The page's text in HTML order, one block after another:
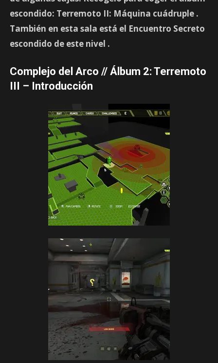
escondido: Terremoto II: Máquina cuádruple .
También en esta sala está el Encuentro Secreto
escondido de este nivel .
Complejo del Arco // Álbum 2: Terremoto
III – Introducción